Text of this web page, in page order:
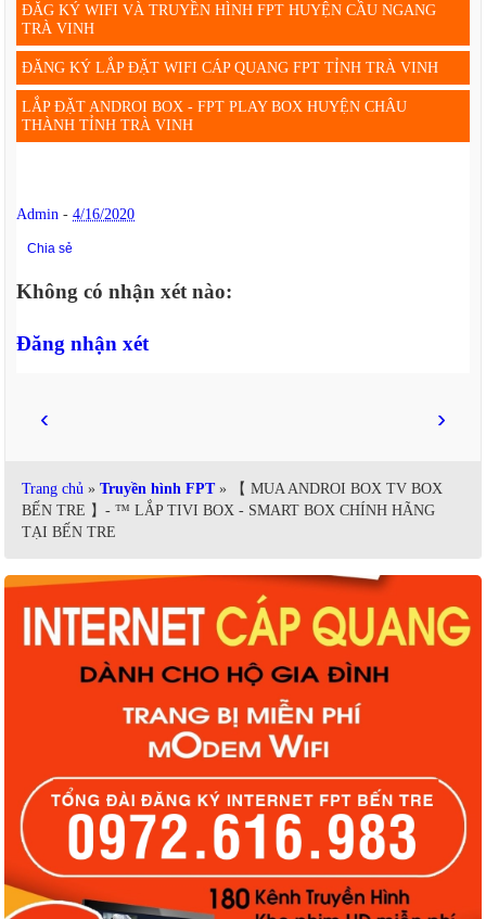
ĐĂG KÝ WIFI VÀ TRUYỀN HÌNH FPT HUYỆN CẦU NGANG
TRÀ VINH
ĐĂNG KÝ LẮP ĐẶT WIFI CÁP QUANG FPT TỈNH TRÀ VINH
LẮP ĐẶT ANDROI BOX - FPT PLAY BOX HUYỆN CHÂU
THÀNH TỈNH TRÀ VINH
Admin -4/16/2020
Chia sẻ
Không có nhận xét nào:
Đăng nhận xét
‹ ›
Trang chủ » Truyền hình FPT » 【 MUA ANDROI BOX TV BOX
BẾN TRE 】- ™ LẮP TIVI BOX - SMART BOX CHÍNH HÃNG
TẠI BẾN TRE